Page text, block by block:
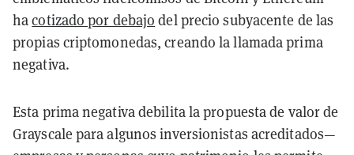
hacotizado por debajo del precio subyacente de las
propias criptomonedas, creando la llamada prima
negativa.
Esta prima negativa debilita la propuesta de valor de
Grayscale para algunos inversionistas acreditados—